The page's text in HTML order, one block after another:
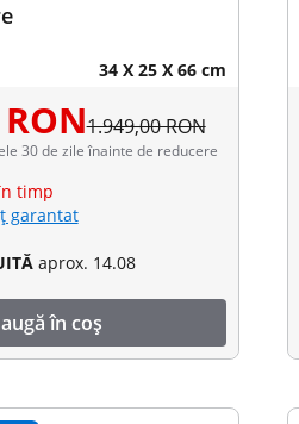
34 X 25 X 66 cm
1.949,00 RON
30 de zile înainte de reducere
timp
garantat
aprox. 14.08
în coș